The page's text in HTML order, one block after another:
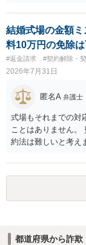
結婚式場の金額
料10万円の免除は
#返金請求 #契約解除・
2026年7月31日
匿名A 弁護士
式場もそれまでの対
ことはありません。
約法は難しいと考え
ということになり、
都道府県から詐欺